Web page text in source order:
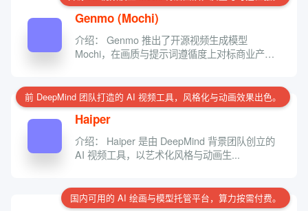
Genmo (Mochi)
介绍： Genmo 推出了开源视频生成模型
Mochi，在画质与提示词遵循度上对标商业产
前 DeepMind 团队打造的 AI 视频工具，风格化与动画效果出色。
Haiper
介绍： Haiper 是由 DeepMind 背景团队创立的
AI 视频工具，以艺术化风格与动画生...
国内可用的 AI 绘画与模型托管平台，算力按需付费。